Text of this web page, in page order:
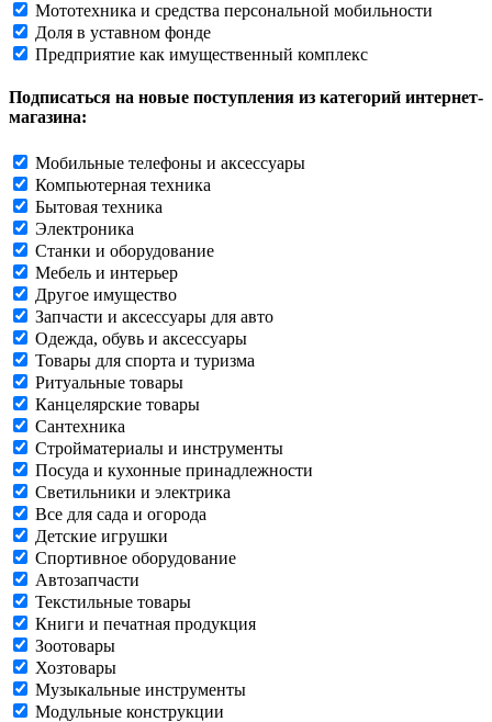
Мототехника и средства персональной мобильности
Доля в уставном фонде
Предприятие как имущественный комплекс
Подписаться на новые поступления из категорий интернет-
магазина:
Мобильные телефоны и аксессуары
Компьютерная техника
Бытовая техника
Электроника
Станки и оборудование
Мебель и интерьер
Другое имущество
Запчасти и аксессуары для авто
Одежда, обувь и аксессуары
Товары для спорта и туризма
Ритуальные товары
Канцелярские товары
Сантехника
Стройматериалы и инструменты
Посуда и кухонные принадлежности
Светильники и электрика
Все для сада и огорода
Детские игрушки
Спортивное оборудование
Автозапчасти
Текстильные товары
Книги и печатная продукция
Зоотовары
Хозтовары
Музыкальные инструменты
Модульные конструкции